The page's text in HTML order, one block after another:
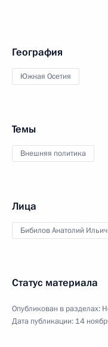
География
Южная Осетия
Темы
Внешняя политика
Лица
Бибилов Анатолий Ильич
Статус материала
Опубликован в разделах:
Дата публикации: 14